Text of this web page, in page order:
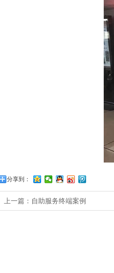
分享到：
上一篇：自助服务终端案例